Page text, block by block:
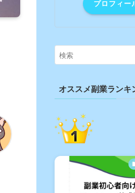
プロフィー
オススメ副業ランキ